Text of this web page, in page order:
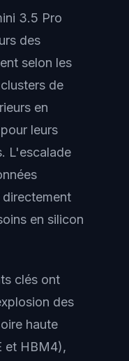
3.5 Pro
des
selon les
de
en
leurs
L'escalade
en silicon
clés ont
des
haute
et HBM4),